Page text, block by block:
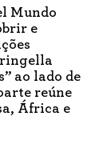
Mundo
e
ao lado de
reúne
África e